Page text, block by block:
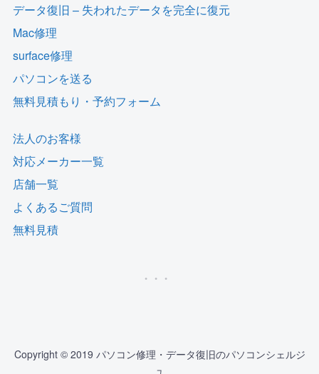
データ復旧 – 失われたデータを完全に復元
Mac修理
surface修理
パソコンを送る
無料見積もり・予約フォーム
法人のお客様
対応メーカー一覧
店舗一覧
よくあるご質問
無料見積
Copyright © 2019 パソコン修理・データ復旧のパソコンシェルジ
ュ